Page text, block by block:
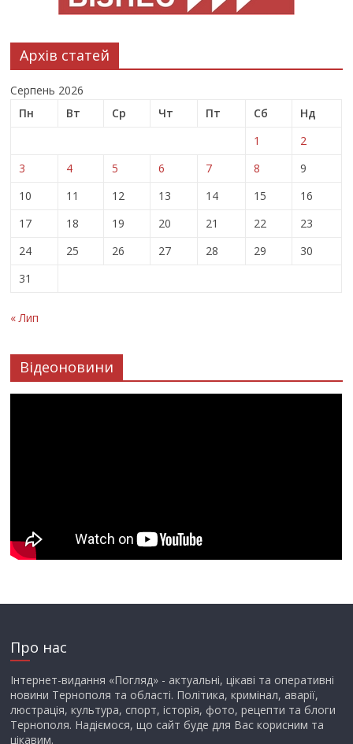
Архів статей
Серпень 2026
Пн
Вт Ср Чт Пт Сб
Нд
1
2
3
4 5 6 7 8
9
10
11 12 13 14 15
16
17
18 19 20 21 22
23
24
25 26 27 28 29
30
31
« Лип
Відеоновини
Про нас
Інтернет-видання «Погляд» - актуальні, цікаві та оперативні
новини Тернополя та області. Політика, кримінал, аварії,
люстрація, культура, спорт, історія, фото, рецепти та блоги
Тернополя. Надіємося, що сайт буде для Вас корисним та
цікавим.